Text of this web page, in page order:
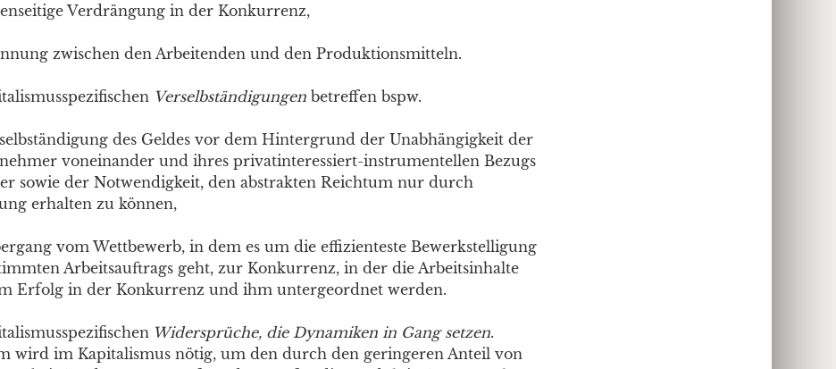
Verdrängung in der Konkurrenz,
zwischen den Arbeitenden und den Produktionsmitteln.
Verselbständigungen betreffen bspw.
des Geldes vor dem Hintergrund der Unabhängigkeit der
voneinander und ihres privatinteressiert-instrumentellen Bezugs
sowie der Notwendigkeit, den abstrakten Reichtum nur durch
erhalten zu können,
vom Wettbewerb, in dem es um die effizienteste Bewerkstelligung
Arbeitsauftrags geht, zur Konkurrenz, in der die Arbeitsinhalte
Erfolg in der Konkurrenz und ihm untergeordnet werden.
Widersprüche, die Dynamiken in Gang setzen.
wird im Kapitalismus nötig, um den durch den geringeren Anteil von